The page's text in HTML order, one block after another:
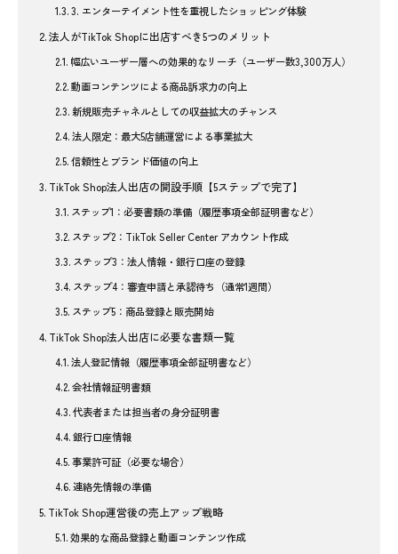
3. エンターテイメント性を重視したショッピング体験
法人がTikTok Shopに出店すべき5つのメリット
幅広いユーザー層への効果的なリーチ（ユーザー数3,300万人）
動画コンテンツによる商品訴求力の向上
新規販売チャネルとしての収益拡大のチャンス
法人限定：最大5店舗運営による事業拡大
信頼性とブランド価値の向上
TikTok Shop法人出店の開設手順【5ステップで完了】
ステップ1：必要書類の準備（履歴事項全部証明書など）
ステップ2：TikTok Seller Center アカウント作成
ステップ3：法人情報・銀行口座の登録
ステップ4：審査申請と承認待ち（通常1週間）
ステップ5：商品登録と販売開始
TikTok Shop法人出店に必要な書類一覧
法人登記情報（履歴事項全部証明書など）
会社情報証明書類
代表者または担当者の身分証明書
銀行口座情報
事業許可証（必要な場合）
連絡先情報の準備
TikTok Shop運営後の売上アップ戦略
効果的な商品登録と動画コンテンツ作成